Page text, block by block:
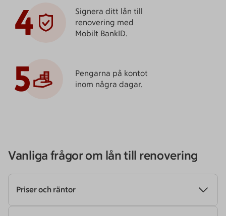
4
Signera ditt lån till
renovering med
Mobilt BankID.
5
Pengarna på kontot
inom några dagar.
Vanliga frågor om lån till renovering
Priser och räntor